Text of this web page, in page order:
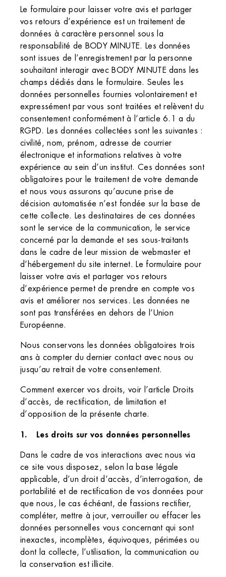
Le formulaire pour laisser votre avis et partager
vos retours d’expérience est un traitement de
données à caractère personnel sous la
responsabilité de BODY MINUTE. Les données
sont issues de l’enregistrement par la personne
souhaitant interagir avec BODY MINUTE dans les
champs dédiés dans le formulaire. Seules les
données personnelles fournies volontairement et
expressément par vous sont traitées et relèvent du
consentement conformément à l’article 6.1 a du
RGPD. Les données collectées sont les suivantes :
civilité, nom, prénom, adresse de courrier
électronique et informations relatives à votre
expérience au sein d’un institut. Ces données sont
obligatoires pour le traitement de votre demande
et nous vous assurons qu’aucune prise de
décision automatisée n’est fondée sur la base de
cette collecte. Les destinataires de ces données
sont le service de la communication, le service
concerné par la demande et ses sous-traitants
dans le cadre de leur mission de webmaster et
d’hébergement du site internet. Le formulaire pour
laisser votre avis et partager vos retours
d’expérience permet de prendre en compte vos
avis et améliorer nos services. Les données ne
sont pas transférées en dehors de l’Union
Européenne.
Nous conservons les données obligatoires trois
ans à compter du dernier contact avec nous ou
jusqu’au retrait de votre consentement.
Comment exercer vos droits, voir l’article Droits
d’accès, de rectification, de limitation et
d’opposition de la présente charte.
Les droits sur vos données personnelles
Dans le cadre de vos interactions avec nous via
ce site vous disposez, selon la base légale
applicable, d’un droit d’accès, d’interrogation, de
portabilité et de rectification de vos données pour
que nous, le cas échéant, de fassions rectifier,
compléter, mettre à jour, verrouiller ou effacer les
données personnelles vous concernant qui sont
inexactes, incomplètes, équivoques, périmées ou
dont la collecte, l’utilisation, la communication ou
la conservation est illicite.